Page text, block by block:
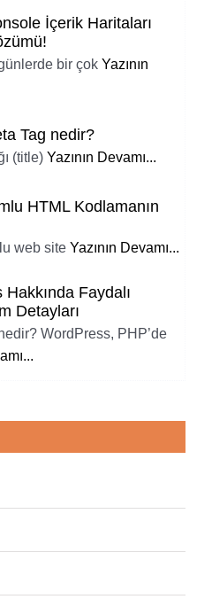
İçerik Haritaları
bir çok Yazının
Tag nedir?
(title) Yazının Devamı...
HTML Kodlamanın
web site Yazının Devamı...
Faydalı
Detayları
WordPress, PHP’de